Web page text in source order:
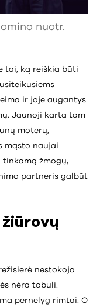
nuotr.
tai, ką reiškia būti
ir joje augantys
Jaunoji karta tam
moterų,
mąsto naujai –
žmogų,
partneris galbūt
nestokoja
nėra tobuli.
pernelyg rimtai. O